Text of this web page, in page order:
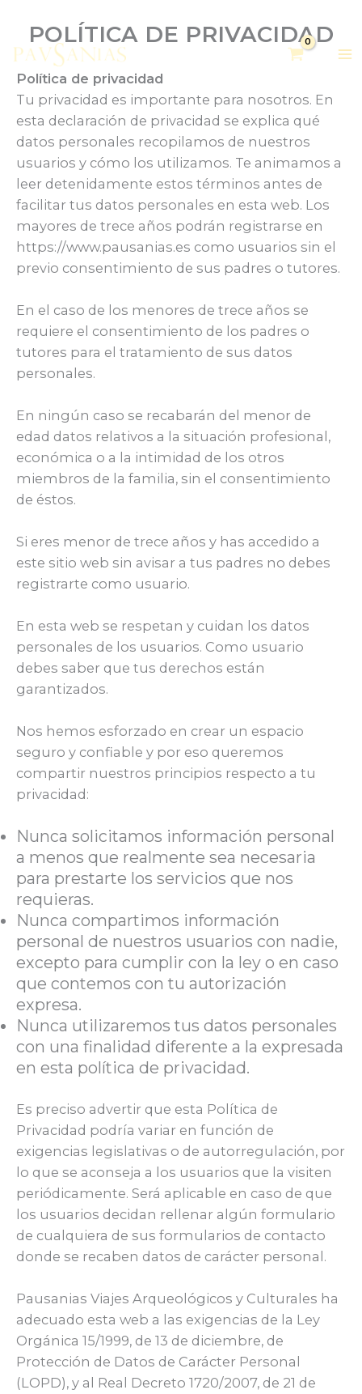
POLÍTICA DE PRIVACIDAD
Política de privacidad
Tu privacidad es importante para nosotros. En
esta declaración de privacidad se explica qué
datos personales recopilamos de nuestros
usuarios y cómo los utilizamos. Te animamos a
leer detenidamente estos términos antes de
facilitar tus datos personales en esta web. Los
mayores de trece años podrán registrarse en
https://www.pausanias.es como usuarios sin el
previo consentimiento de sus padres o tutores.
En el caso de los menores de trece años se
requiere el consentimiento de los padres o
tutores para el tratamiento de sus datos
personales.
En ningún caso se recabarán del menor de
edad datos relativos a la situación profesional,
económica o a la intimidad de los otros
miembros de la familia, sin el consentimiento
de éstos.
Si eres menor de trece años y has accedido a
este sitio web sin avisar a tus padres no debes
registrarte como usuario.
En esta web se respetan y cuidan los datos
personales de los usuarios. Como usuario
debes saber que tus derechos están
garantizados.
Nos hemos esforzado en crear un espacio
seguro y confiable y por eso queremos
compartir nuestros principios respecto a tu
privacidad:
Nunca solicitamos información personal
a menos que realmente sea necesaria
para prestarte los servicios que nos
requieras.
Nunca compartimos información
personal de nuestros usuarios con nadie,
excepto para cumplir con la ley o en caso
que contemos con tu autorización
expresa.
Nunca utilizaremos tus datos personales
con una finalidad diferente a la expresada
en esta política de privacidad.
Es preciso advertir que esta Política de
Privacidad podría variar en función de
exigencias legislativas o de autorregulación, por
lo que se aconseja a los usuarios que la visiten
periódicamente. Será aplicable en caso de que
los usuarios decidan rellenar algún formulario
de cualquiera de sus formularios de contacto
donde se recaben datos de carácter personal.
Pausanias Viajes Arqueológicos y Culturales ha
adecuado esta web a las exigencias de la Ley
Orgánica 15/1999, de 13 de diciembre, de
Protección de Datos de Carácter Personal
(LOPD), y al Real Decreto 1720/2007, de 21 de